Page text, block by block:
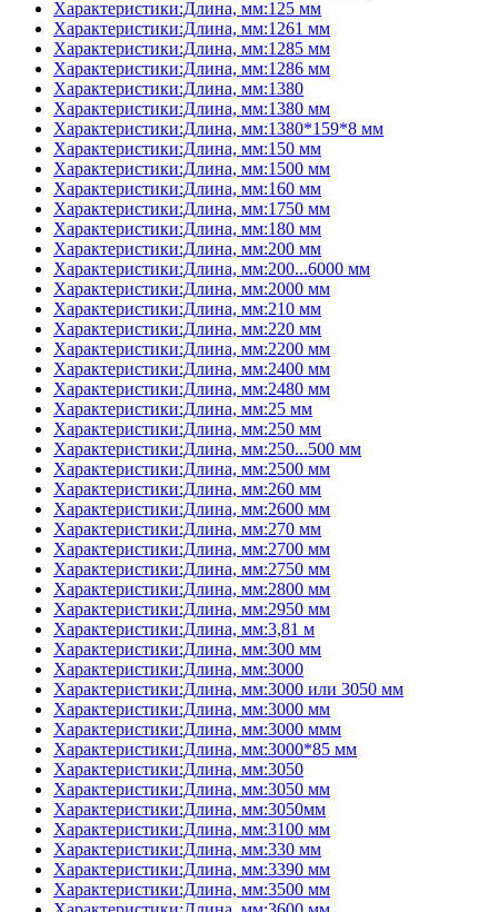
Характеристики:Длина, мм:125 мм
Характеристики:Длина, мм:1261 мм
Характеристики:Длина, мм:1285 мм
Характеристики:Длина, мм:1286 мм
Характеристики:Длина, мм:1380
Характеристики:Длина, мм:1380 мм
Характеристики:Длина, мм:1380*159*8 мм
Характеристики:Длина, мм:150 мм
Характеристики:Длина, мм:1500 мм
Характеристики:Длина, мм:160 мм
Характеристики:Длина, мм:1750 мм
Характеристики:Длина, мм:180 мм
Характеристики:Длина, мм:200 мм
Характеристики:Длина, мм:200...6000 мм
Характеристики:Длина, мм:2000 мм
Характеристики:Длина, мм:210 мм
Характеристики:Длина, мм:220 мм
Характеристики:Длина, мм:2200 мм
Характеристики:Длина, мм:2400 мм
Характеристики:Длина, мм:2480 мм
Характеристики:Длина, мм:25 мм
Характеристики:Длина, мм:250 мм
Характеристики:Длина, мм:250...500 мм
Характеристики:Длина, мм:2500 мм
Характеристики:Длина, мм:260 мм
Характеристики:Длина, мм:2600 мм
Характеристики:Длина, мм:270 мм
Характеристики:Длина, мм:2700 мм
Характеристики:Длина, мм:2750 мм
Характеристики:Длина, мм:2800 мм
Характеристики:Длина, мм:2950 мм
Характеристики:Длина, мм:3,81 м
Характеристики:Длина, мм:300 мм
Характеристики:Длина, мм:3000
Характеристики:Длина, мм:3000 или 3050 мм
Характеристики:Длина, мм:3000 мм
Характеристики:Длина, мм:3000 ммм
Характеристики:Длина, мм:3000*85 мм
Характеристики:Длина, мм:3050
Характеристики:Длина, мм:3050 мм
Характеристики:Длина, мм:3050мм
Характеристики:Длина, мм:3100 мм
Характеристики:Длина, мм:330 мм
Характеристики:Длина, мм:3390 мм
Характеристики:Длина, мм:3500 мм